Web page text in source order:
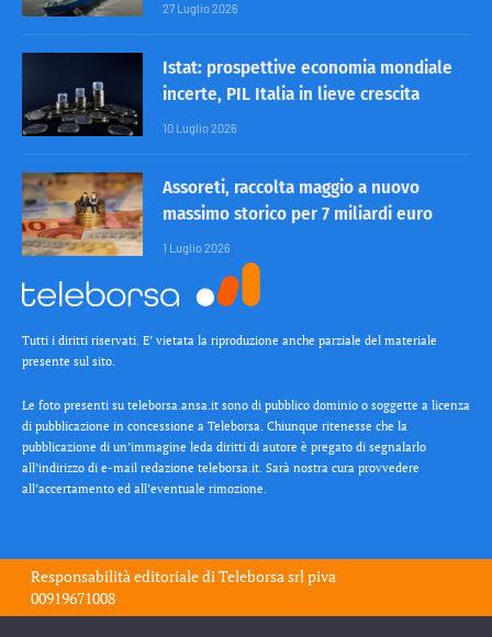
27 Luglio 2026
Istat: prospettive economia mondiale
incerte, PIL Italia in lieve crescita
10 Luglio 2026
Assoreti, raccolta maggio a nuovo
massimo storico per 7 miliardi euro
1 Luglio 2026
Tutti i diritti riservati. E’ vietata la riproduzione anche parziale del materiale
presente sul sito.
Le foto presenti su teleborsa.ansa.it sono di pubblico dominio o soggette a licenza
di pubblicazione in concessione a Teleborsa. Chiunque ritenesse che la
pubblicazione di un’immagine leda diritti di autore è pregato di segnalarlo
all’indirizzo di e-mail redazione teleborsa.it. Sarà nostra cura provvedere
all’accertamento ed all’eventuale rimozione.
Responsabilità editoriale diTeleborsa srlpiva
00919671008